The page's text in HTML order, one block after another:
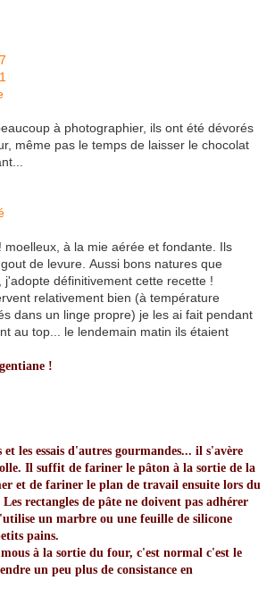
à photographier, ils ont été dévorés
même pas le temps de laisser le chocolat
moelleux, à la mie aérée et fondante. Ils
de levure. Aussi bons natures que
j'adopte définitivement cette recette !
relativement bien (à température
dans un linge propre) je les ai fait pendant
au top... le lendemain matin ils étaient
!
et les essais d'autres gourmandes... il s'avère
Il suffit de fariner le pâton à la sortie de la
et de fariner le plan de travail ensuite lors du
Les rectangles de pâte ne doivent pas adhérer
un marbre ou une feuille de silicone
pains.
à la sortie du four, c'est normal c'est le
un peu plus de consistance en